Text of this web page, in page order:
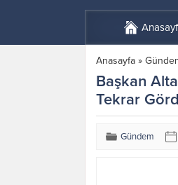
Anasayfa »
Başkan
Tekrar
Gündem